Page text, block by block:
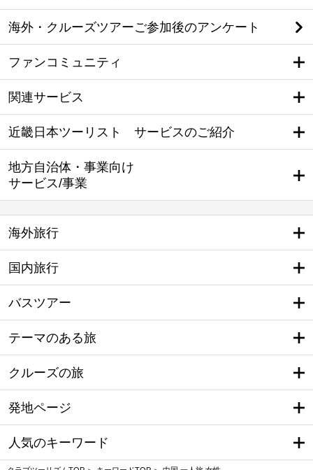
海外・クルーズツアーご参加後のアンケート
ファンコミュニティ
関連サービス
近畿日本ツーリスト サービスのご紹介
地方自治体・事業向け
サービス/事業
海外旅行
国内旅行
バスツアー
テーマのある旅
クルーズの旅
発地ページ
人気のキーワード